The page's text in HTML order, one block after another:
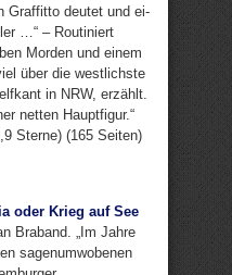
Graf­fitto deu­tet und ei­
…“ – Routiniert
Morden und einem
über die westlichste
in NRW, erzählt.
netten Hauptfigur.“
Sterne) (165 Seiten)
oder Krieg auf See
Braband. „Im Jahre
sagenumwobenen